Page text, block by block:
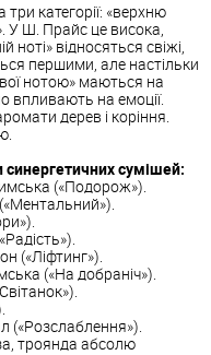
три категорії: «верхню
У Ш. Прайс це висока,
ноті» відносяться свіжі,
першими, але настільки
нотою» маються на
впливають на емоції.
дерев і коріння.
синергетичних сумішей:
(«Подорож»).
(«Ліфтинг»).
(«На добраніч»).
(«Розслаблення»).
троянда абсолю